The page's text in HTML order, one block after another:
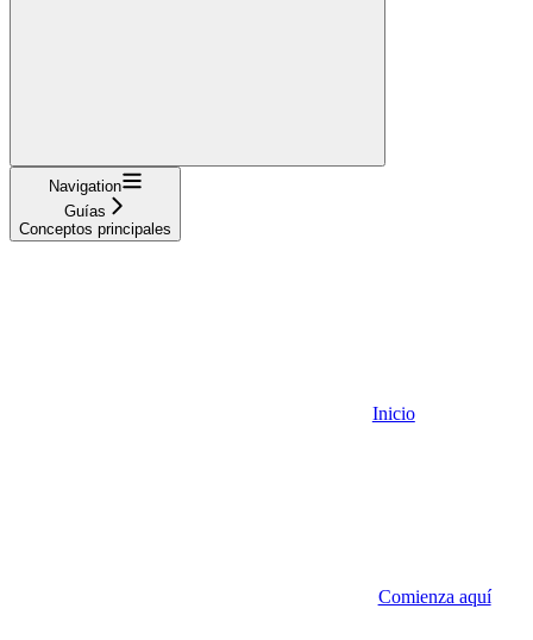
Navigation
Guías
Conceptos principales
Inicio
Comienza aquí